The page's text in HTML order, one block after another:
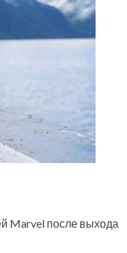
Marvel после выхода